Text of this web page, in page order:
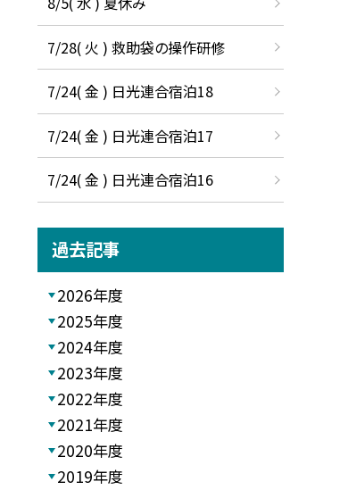
7/28( 火 ) 救助袋の操作研修
7/24( 金 ) 日光連合宿泊18
7/24( 金 ) 日光連合宿泊17
7/24( 金 ) 日光連合宿泊16
過去記事
2026年度
2025年度
2024年度
2023年度
2022年度
2021年度
2020年度
2019年度